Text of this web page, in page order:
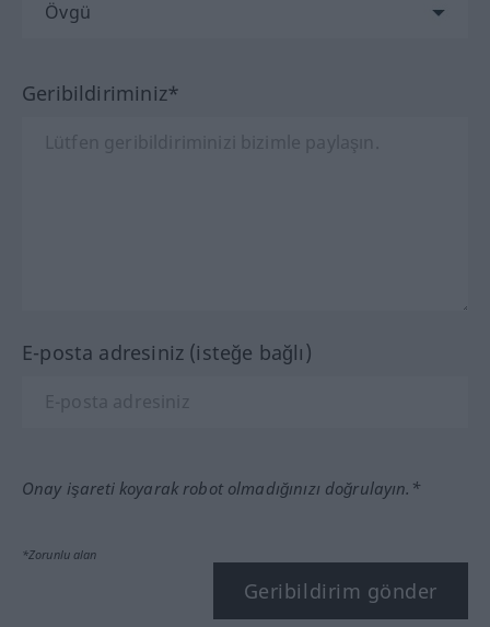
Geribildiriminiz*
E-posta adresiniz (isteğe bağlı)
Onay işareti koyarak robot olmadığınızı doğrulayın.*
*Zorunlu alan
Geribildirim gönder